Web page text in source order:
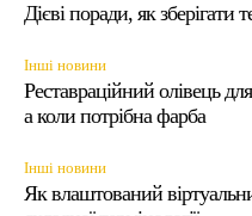
Дієві поради, як зберігати
Інші новини
Реставраційний олівець
а коли потрібна фарба
Інші новини
Як влаштований